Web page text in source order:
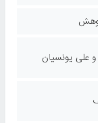
و علی یونسیان